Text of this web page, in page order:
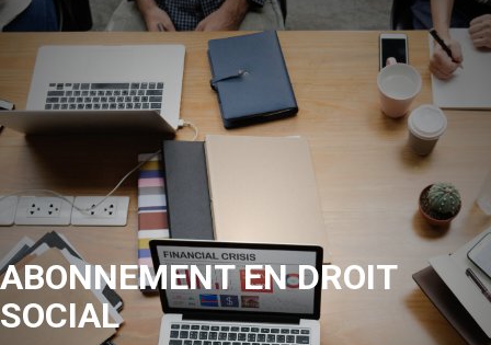
ABONNEMENT EN DROIT
SOCIAL